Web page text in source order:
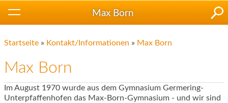
Max Born
Startseite » Kontakt/Informationen » Max Born
Max Born
Im August 1970 wurde aus dem Gymnasium Germering-
Unterpfaffenhofen das Max-Born-Gymnasium - und wir sind